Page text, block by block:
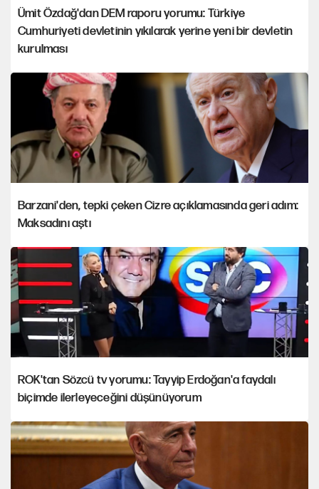
Ümit Özdağ'dan DEM raporu yorumu: Türkiye
Cumhuriyeti devletinin yıkılarak yerine yeni bir devletin
kurulması
Barzani'den, tepki çeken Cizre açıklamasında geri adım:
Maksadını aştı
ROK'tan Sözcü tv yorumu: Tayyip Erdoğan'a faydalı
biçimde ilerleyeceğini düşünüyorum